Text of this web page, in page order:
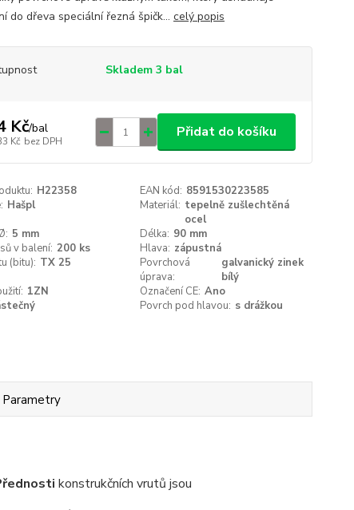
do dřeva speciální řezná špičk... celý popis
Skladem 3 bal
Kč/bal
Kč bez DPH
Přidat do košíku
H22358 EAN kód: 8591530223585
Hašpl Materiál: tepelně zušlechtěná
ocel
5 mm Délka: 90 mm
v balení: 200 ks Hlava: zápustná
(bitu): TX 25
Povrchová
úprava:
galvanický zinek
bílý
1ZN Označení CE: Ano
Povrch pod hlavou: s drážkou
Parametry
konstrukčních vrutů jsou